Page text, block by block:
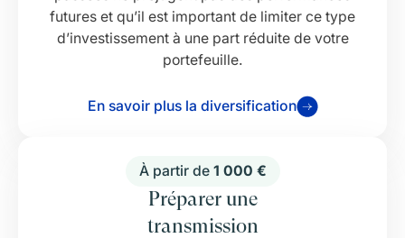
futures et qu’il est important de limiter ce type
d’investissement à une part réduite de votre
portefeuille.
En savoir plus la diversification
À partir de1 000 €
Préparer une
transmission